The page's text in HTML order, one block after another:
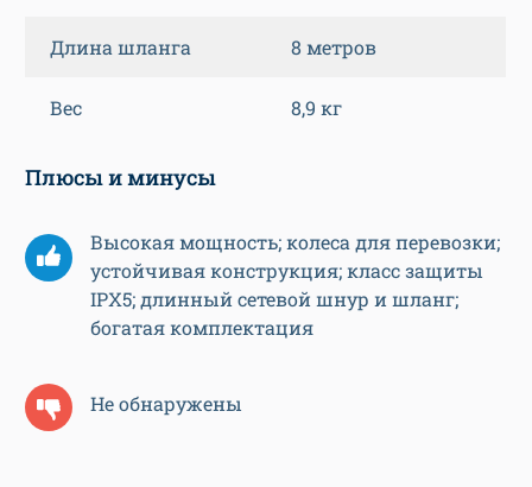
Длина шланга 8 метров
Вес 8,9 кг
Плюсы и минусы
Высокая мощность; колеса для перевозки;
устойчивая конструкция; класс защиты
IPX5; длинный сетевой шнур и шланг;
богатая комплектация
Не обнаружены